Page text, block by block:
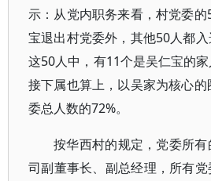
示：从党内职务来看，村党委
宝退出村党委外，其他50人都入
这50人中，有11个是吴仁宝的
接下属也算上，以吴家为核心
委总人数的72%。
按华西村的规定，党委所
司副董事长、副总经理，所有